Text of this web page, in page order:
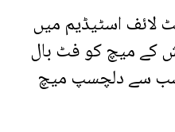
لائف اسٹیڈیم میں
کے میچ کو فٹ بال
سے دلچسپ میچ